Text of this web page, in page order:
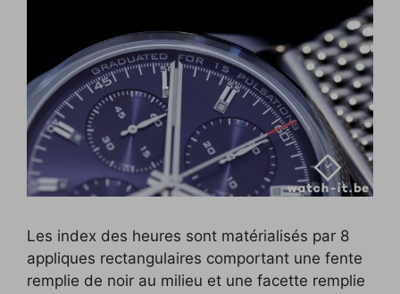
Les index des heures sont matérialisés par 8
appliques rectangulaires comportant une fente
remplie de noir au milieu et une facette remplie